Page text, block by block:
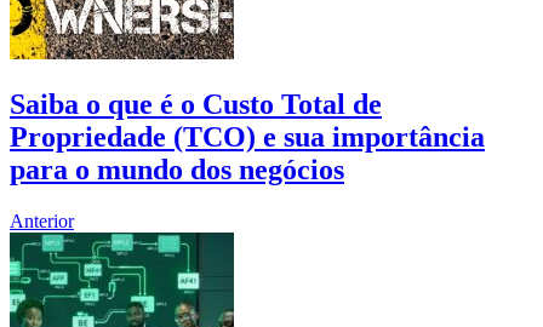
Saiba o que é o Custo Total de
Propriedade (TCO) e sua importância
para o mundo dos negócios
Anterior